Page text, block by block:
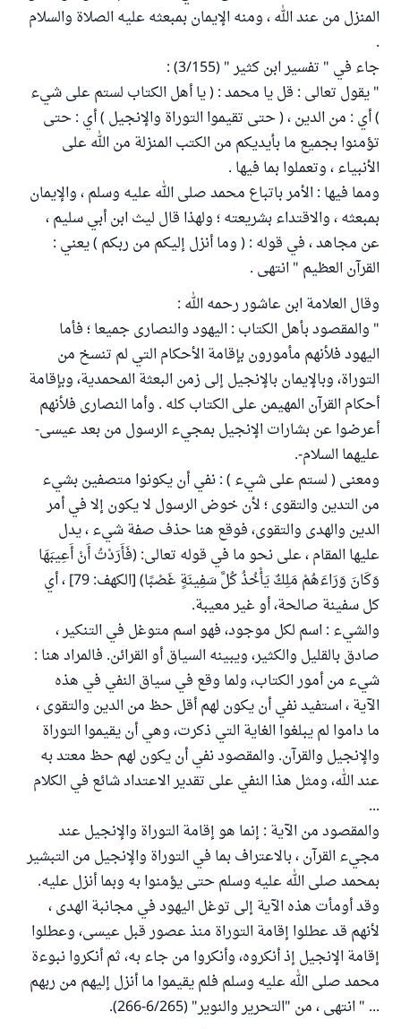
المنزل من عند الله ، ومنه الإيمان بمبعثه عليه الصلاة والسلام
.
جاء في " تفسير ابن كثير " (3/155) :
" يقول تعالى : قل يا محمد : ( يا أهل الكتاب لستم على شيء
) أي : من الدين ، ( حتى تقيموا التوراة والإنجيل ) أي : حتى
تؤمنوا بجميع ما بأيديكم من الكتب المنزلة من الله على
الأنبياء ، وتعملوا بما فيها .
ومما فيها : الأمر باتباع محمد صلى الله عليه وسلم ، والإيمان
بمبعثه ، والاقتداء بشريعته ؛ ولهذا قال ليث ابن أبي سليم ،
عن مجاهد ، في قوله : ( وما أنزل إليكم من ربكم ) يعني :
القرآن العظيم " انتهى .
وقال العلامة ابن عاشور رحمه الله :
" والمقصود بأهل الكتاب : اليهود والنصارى جميعا ؛ فأما
اليهود فلأنهم مأمورون بإقامة الأحكام التي لم تنسخ من
التوراة، وبالإيمان بالإنجيل إلى زمن البعثة المحمدية، وبإقامة
أحكام القرآن المهيمن على الكتاب كله . وأما النصارى فلأنهم
أعرضوا عن بشارات الإنجيل بمجيء الرسول من بعد عيسى-
عليهما السلام-.
ومعنى ( لستم على شيء ) : نفي أن يكونوا متصفين بشيء
من التدين والتقوى ؛ لأن خوض الرسول لا يكون إلا في أمر
الدين والهدى والتقوى، فوقع هنا حذف صفة شيء ، يدل
عليها المقام ، على نحو ما في قوله تعالى: (فَأَرَدْتُ أَنْ أَعِيبَهَا
وَكَانَ وَرَاءَهُمْ مَلِكٌ يَأْخُذُ كُلَّ سَفِينَةٍ غَصْبًا) [الكهف: 79] ، أي
كل سفينة صالحة، أو غير معيبة.
والشيء : اسم لكل موجود، فهو اسم متوغل في التنكير ،
صادق بالقليل والكثير، ويبينه السياق أو القرائن. فالمراد هنا :
شيء من أمور الكتاب، ولما وقع في سياق النفي في هذه
الآية ، استفيد نفي أن يكون لهم أقل حظ من الدين والتقوى ،
ما داموا لم يبلغوا الغاية التي ذكرت، وهي أن يقيموا التوراة
والإنجيل والقرآن. والمقصود نفي أن يكون لهم حظ معتد به
عند الله، ومثل هذا النفي على تقدير الاعتداد شائع في الكلام
...
والمقصود من الآية : إنما هو إقامة التوراة والإنجيل عند
مجيء القرآن ، بالاعتراف بما في التوراة والإنجيل من التبشير
بمحمد صلى الله عليه وسلم حتى يؤمنوا به وبما أنزل عليه.
وقد أومأت هذه الآية إلى توغل اليهود في مجانبة الهدى ،
لأنهم قد عطلوا إقامة التوراة منذ عصور قبل عيسى، وعطلوا
إقامة الإنجيل إذ أنكروه، وأنكروا من جاء به، ثم أنكروا نبوءة
محمد صلى الله عليه وسلم فلم يقيموا ما أنزل إليهم من ربهم
... " انتهى ، من "التحرير والنوير" (6/265-266).